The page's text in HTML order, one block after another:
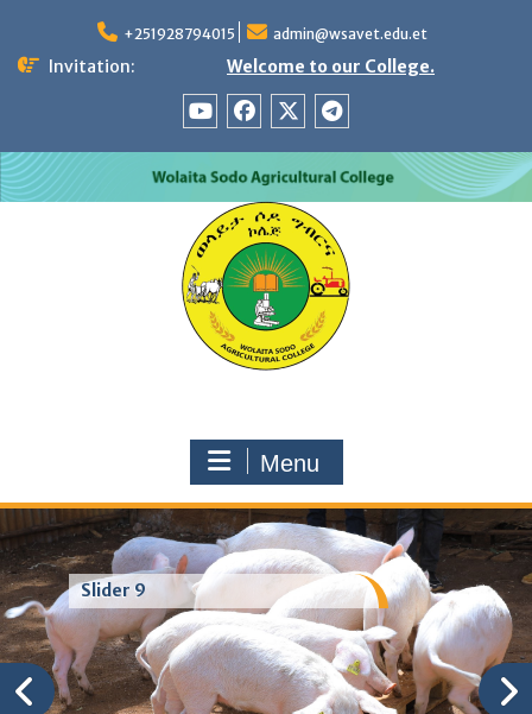
content
+251928794015 admin@wsavet.edu.et
Invitation: Welcome to our College.
Menu
Slider 9